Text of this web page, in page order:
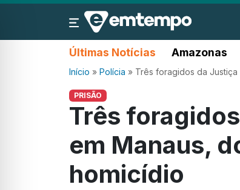
Últimas Notícias Amazonas
Início » Polícia » Três foragidos da
PRISÃO
Três
em Manaus,
homicídio